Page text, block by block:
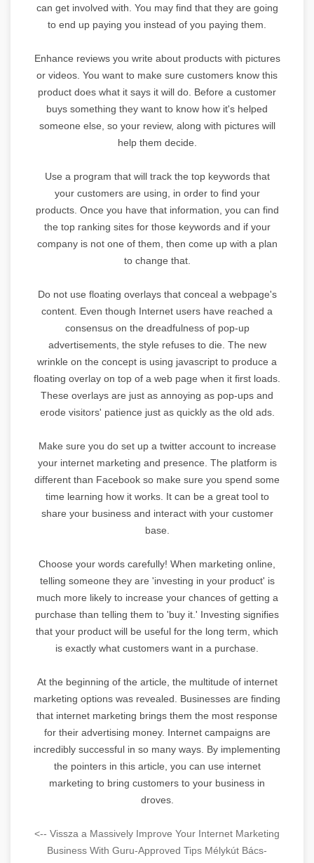
can get involved with. You may find that they are going
to end up paying you instead of you paying them.
Enhance reviews you write about products with pictures
or videos. You want to make sure customers know this
product does what it says it will do. Before a customer
buys something they want to know how it's helped
someone else, so your review, along with pictures will
help them decide.
Use a program that will track the top keywords that
your customers are using, in order to find your
products. Once you have that information, you can find
the top ranking sites for those keywords and if your
company is not one of them, then come up with a plan
to change that.
Do not use floating overlays that conceal a webpage's
content. Even though Internet users have reached a
consensus on the dreadfulness of pop-up
advertisements, the style refuses to die. The new
wrinkle on the concept is using javascript to produce a
floating overlay on top of a web page when it first loads.
These overlays are just as annoying as pop-ups and
erode visitors' patience just as quickly as the old ads.
Make sure you do set up a twitter account to increase
your internet marketing and presence. The platform is
different than Facebook so make sure you spend some
time learning how it works. It can be a great tool to
share your business and interact with your customer
base.
Choose your words carefully! When marketing online,
telling someone they are 'investing in your product' is
much more likely to increase your chances of getting a
purchase than telling them to 'buy it.' Investing signifies
that your product will be useful for the long term, which
is exactly what customers want in a purchase.
At the beginning of the article, the multitude of internet
marketing options was revealed. Businesses are finding
that internet marketing brings them the most response
for their advertising money. Internet campaigns are
incredibly successful in so many ways. By implementing
the pointers in this article, you can use internet
marketing to bring customers to your business in
droves.
<-- Vissza a Massively Improve Your Internet Marketing
Business With Guru-Approved Tips Mélykút Bács-